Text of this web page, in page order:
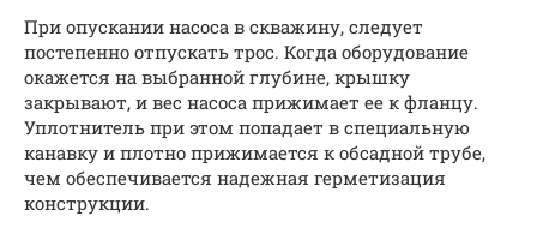
При опускании насоса в скважину, следует
постепенно отпускать трос. Когда оборудование
окажется на выбранной глубине, крышку
закрывают, и вес насоса прижимает ее к фланцу.
Уплотнитель при этом попадает в специальную
канавку и плотно прижимается к обсадной трубе,
чем обеспечивается надежная герметизация
конструкции.